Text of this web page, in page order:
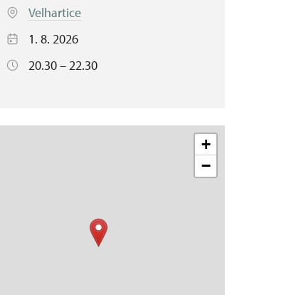
Velhartice
1. 8. 2026
20.30 – 22.30
+
−